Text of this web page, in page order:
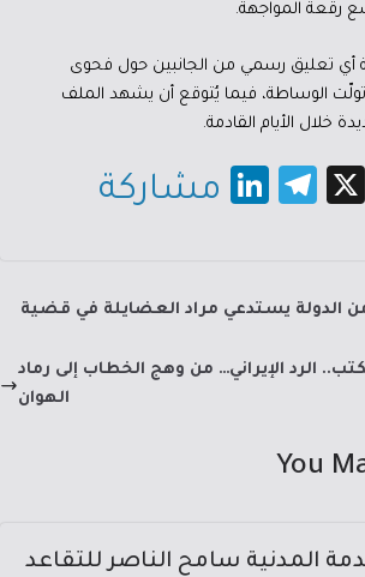
رقعة المواجهة.
أي تعليق رسمي من الجانبين حول فحوى
تولّت الوساطة، فيما يُتوقع أن يشهد الملف
خلال الأيام القادمة.
W
X
Te
a
Li
dI
مشاركة
الدولة يستدعي مراد العضايلة في قضية
الرد الإيراني… من وهج الخطاب إلى رماد
الهوان
You
المدنية سامح الناصر للتقاعد